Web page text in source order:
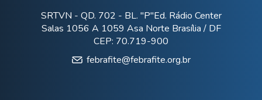
SRTVN - QD. 702 - BL. "P"Ed. Rádio Center
Salas 1056 A 1059 Asa Norte Brasília / DF
CEP: 70.719-900
febrafite@febrafite.org.br